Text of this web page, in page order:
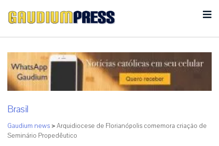
Brasil
Gaudium news >Arquidiocese de Florianópolis comemora criação de
Seminário Propedêutico